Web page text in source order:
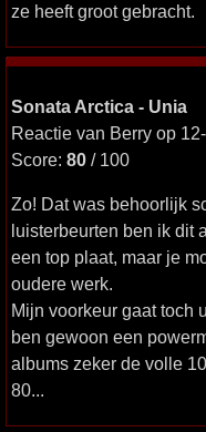
ze heeft groot gebracht.
Sonata Arctica - Unia
Reactie van Berry op
Score: 80 / 100
Zo! Dat was behoorlijk
luisterbeurten ben ik dit
een top plaat, maar je
oudere werk.
Mijn voorkeur gaat toch
ben gewoon een
albums zeker de volle
80...